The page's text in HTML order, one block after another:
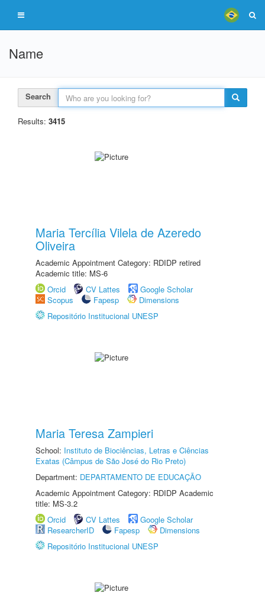
Name
Search
Results: 3415
Maria Tercília Vilela de Azeredo
Oliveira
Academic Appointment Category: RDIDP retired
Academic title: MS-6
Orcid
CV Lattes
Google Scholar
Scopus
Fapesp
Dimensions
Repositório Institucional UNESP
Maria Teresa Zampieri
School: Instituto de Biociências, Letras e Ciências
Exatas (Câmpus de São José do Rio Preto)
Department: DEPARTAMENTO DE EDUCAÇÃO
Academic Appointment Category: RDIDP Academic
title: MS-3.2
Orcid
CV Lattes
Google Scholar
ResearcherID
Fapesp
Dimensions
Repositório Institucional UNESP